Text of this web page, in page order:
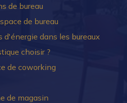
de bureau
de bureau
d'énergie dans les bureaux
choisir ?
de coworking
de magasin